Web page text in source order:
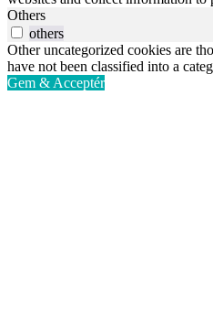
Others
others
Other uncategorized cookies are
have not been classified into a
Gem & Acceptér